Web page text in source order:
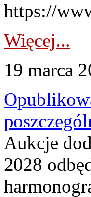
https://
Więcej...
19 marca
Aukcje
2028